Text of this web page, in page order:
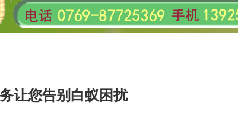
让您告别白蚁困扰